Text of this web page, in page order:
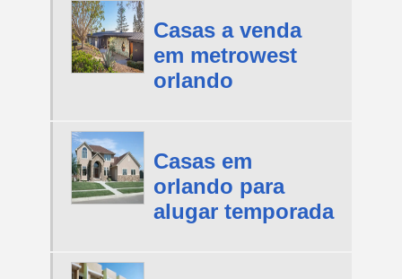
Casas a venda
em metrowest
orlando
Casas em
orlando para
alugar temporada